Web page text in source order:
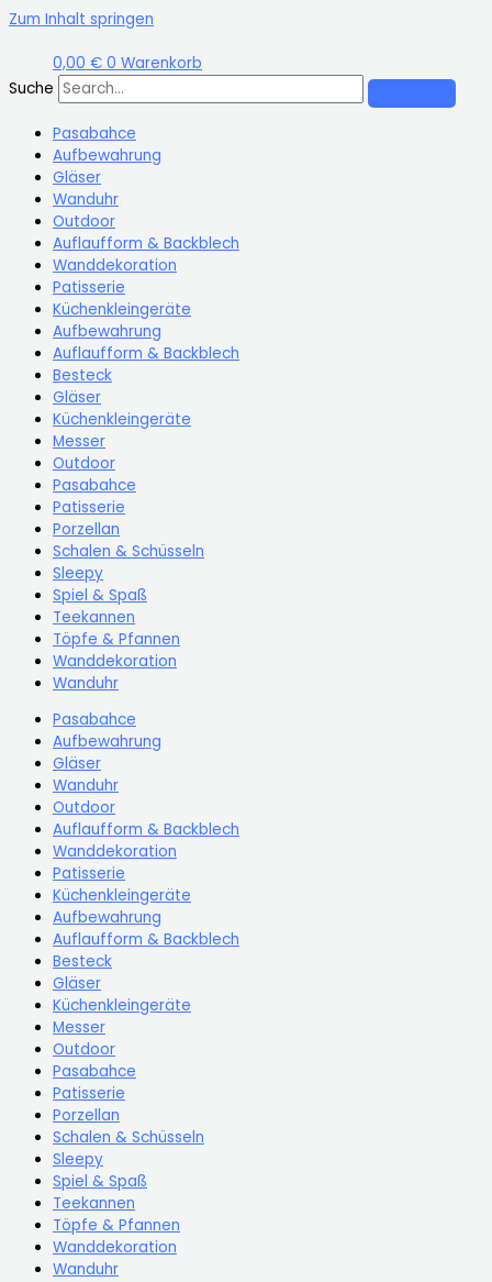
Zum Inhalt springen
0,00 € 0 Warenkorb
Suche
Pasabahce
Aufbewahrung
Gläser
Wanduhr
Outdoor
Auflaufform & Backblech
Wanddekoration
Patisserie
Küchenkleingeräte
Aufbewahrung
Auflaufform & Backblech
Besteck
Gläser
Küchenkleingeräte
Messer
Outdoor
Pasabahce
Patisserie
Porzellan
Schalen & Schüsseln
Sleepy
Spiel & Spaß
Teekannen
Töpfe & Pfannen
Wanddekoration
Wanduhr
Pasabahce
Aufbewahrung
Gläser
Wanduhr
Outdoor
Auflaufform & Backblech
Wanddekoration
Patisserie
Küchenkleingeräte
Aufbewahrung
Auflaufform & Backblech
Besteck
Gläser
Küchenkleingeräte
Messer
Outdoor
Pasabahce
Patisserie
Porzellan
Schalen & Schüsseln
Sleepy
Spiel & Spaß
Teekannen
Töpfe & Pfannen
Wanddekoration
Wanduhr